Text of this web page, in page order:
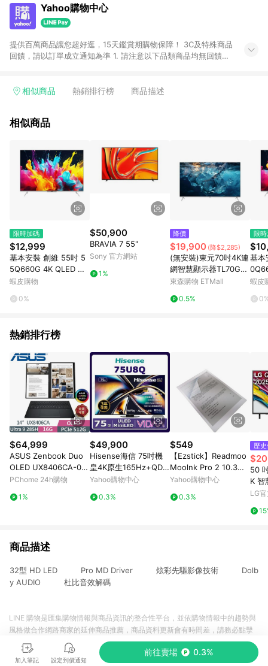
Yahoo購物中心
提供百萬商品讓您超好逛，15天鑑賞期購物保障！ 3C及特殊商品
回饋，請以訂單成立通知為準 1. 請注意以下品類商品均無回饋：
電玩/遊戲/相機/單眼/鏡頭/拍立得 [2024/6/1起適用] -內接硬
的購回饋活動享Yahoo超贈點回饋者 - 購物中心商店之商品：商
3. 訂單回饋金額將扣除運費/購物金/超贈點/福利金/紅利折抵/折
價券等虛擬貨幣折抵 4. 大宗採購或批發轉賣不具回饋資格： 如
有相關事證認定您為大宗採購、批發轉賣而非最終消費使用者，
相關認定以Yahoo購物中心之認定為準
相似商品 熱銷排行榜 商品描述
相似商品
限時加碼
$12,999
基本安裝 創維 55吋 5
5Q660G 4K QLED Go
ogle TV 聯網顯示器
蝦皮購物
0%
$50,900
BRAVIA 7 55"
Sony 官方網站
1%
降價
$19,900 (降$2,285)
(無安裝)東元70吋4K連
網智慧顯示器TL70GU
3TRE
東森購物 ETMall
0.5%
限
基本安裝
ogle
蝦皮
熱銷排行榜
$64,999
ASUS Zenbook Duo
OLED UX8406CA-00
42I285H (U9 285H/1
4)
PChome 24h購物
1%
$49,900
Hisense海信 75吋機
皇4K原生165Hz+QDM
iniLED+2千分區控光頂
Yahoo購物中心
0.3%
$549
【Ezstick】Readmoo
Moolnk Pro 2 10.3吋
電子閱讀器 適用 靜電
Yahoo購物中心
0.3%
歷
50
K 智
｜
LG
商品描述
32型 HD LED Pro MD Driver 炫彩先驅影像技術 Dolb
y AUDIO 杜比音效解碼
加入筆記 設定到價通知
前往賣場 0.3%
LINE 購物是匯集購物情報與商品資訊的整合性平台，並依購物情報中的趨勢與
風格做合作網路商家的延伸商品推薦，商品資料更新會有時間差，請務必點擊
商品至各合作網路商家，確認現售價與購物條件，一切資訊以合作廠商網頁為
準。